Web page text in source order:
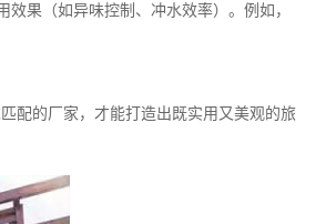
果（如异味控制、冲水效率）。例如，
配的厂家，才能打造出既实用又美观的旅